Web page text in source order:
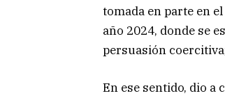
tomada en parte en
año 2024, donde se
persuasión
En ese sentido, dio a